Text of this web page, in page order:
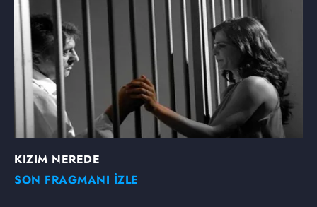
KIZIM NEREDE
SON FRAGMANI İZLE